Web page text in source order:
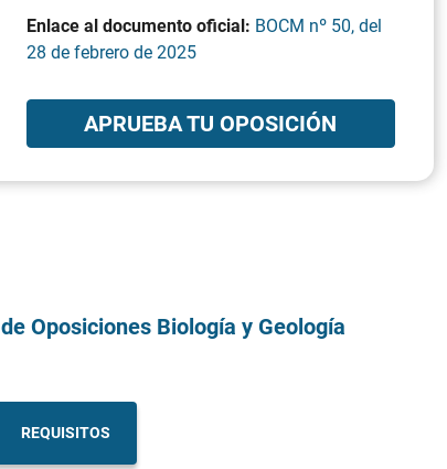
Enlace al documento oficial: BOCM nº 50, del
28 de febrero de 2025
APRUEBA TU OPOSICIÓN
de Oposiciones Biología y Geología
REQUISITOS